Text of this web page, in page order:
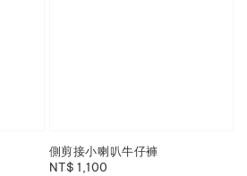
側剪接小喇叭牛仔褲
Regular
NT$ 1,100